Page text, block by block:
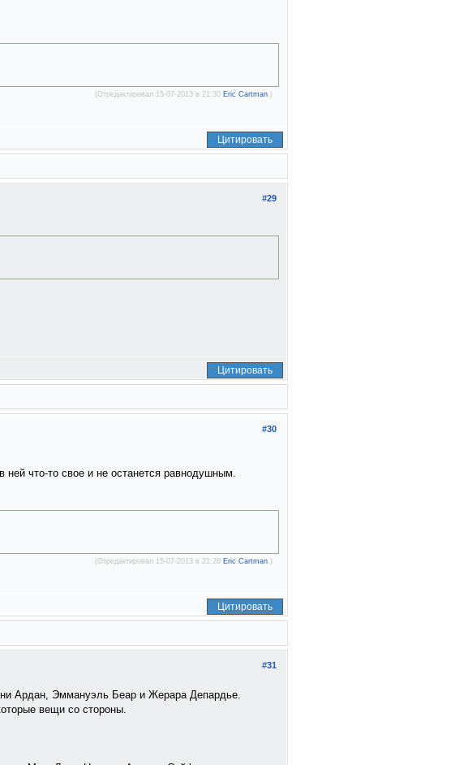
(Отредактировал 15-07-2013 в 21:30 Eric Cartman .)
Цитировать
#29
Цитировать
#30
что-то свое и не останется равнодушным.
(Отредактировал 15-07-2013 в 21:28 Eric Cartman .)
Цитировать
#31
Ардан, Эммануэль Беар и Жерара Депардье.
вещи со стороны.